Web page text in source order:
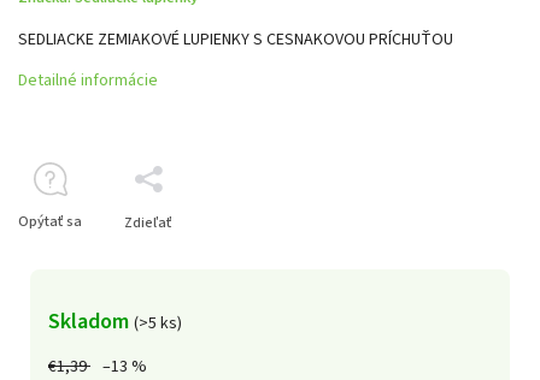
€1,39 –13 %
Skladom (>5 ks)
SEDLIACKE ZEMIAKOVÉ LUPIENKY S CESNAKOVOU PRÍCHUŤOU
Detailné informácie
Opýtať sa Zdieľať